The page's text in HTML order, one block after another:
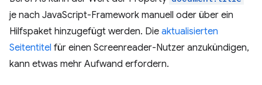
je nach JavaScript-Framework manuell oder über ein
Hilfspaket hinzugefügt werden. Die aktualisierten
Seitentitel für einen Screenreader-Nutzer anzukündigen,
kann etwas mehr Aufwand erfordern.